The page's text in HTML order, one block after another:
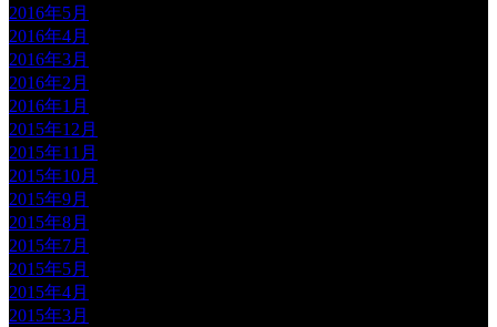
2016年5月
2016年4月
2016年3月
2016年2月
2016年1月
2015年12月
2015年11月
2015年10月
2015年9月
2015年8月
2015年7月
2015年5月
2015年4月
2015年3月